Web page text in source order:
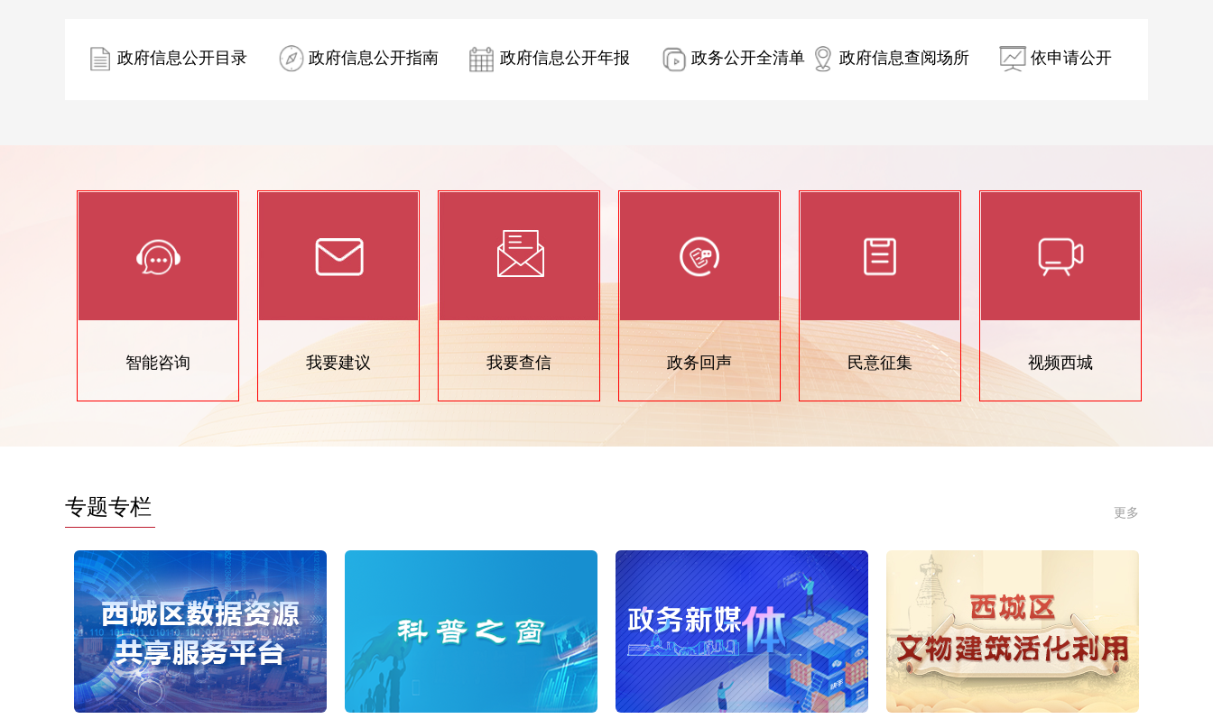
政府信息公开目录 政府信息公开指南 政府信息公开年报 政务公开全清单 政府信息查阅场所 依申请公开
智能咨询 我要建议 我要查信 政务回声 民意征集 视频西城
更多
专题专栏